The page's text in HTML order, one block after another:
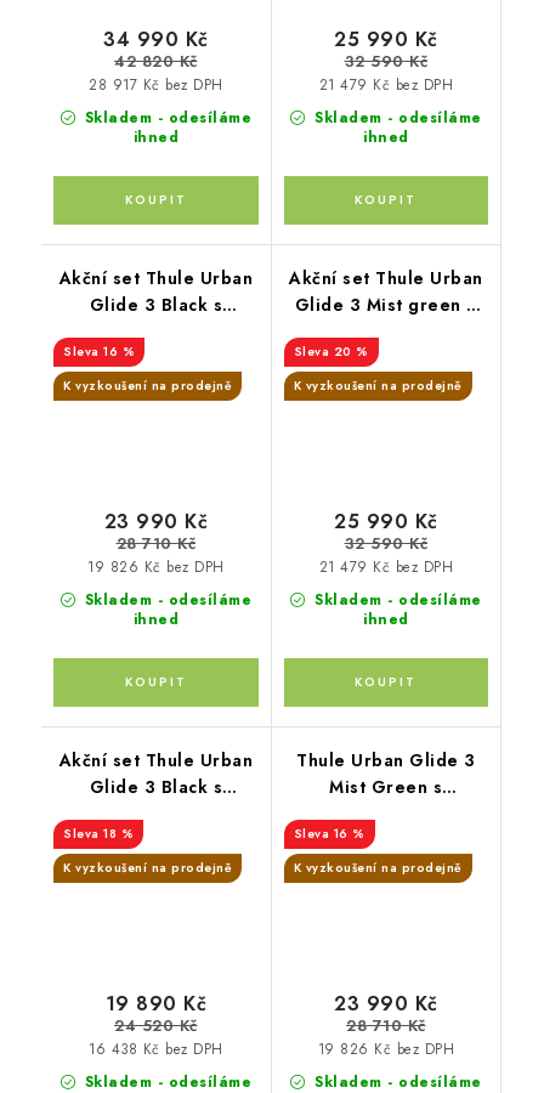
Skladem - odesíláme
ihned
28 917 Kč bez DPH
34 990 Kč
42 820 Kč
Skladem - odesíláme
ihned
21 479 Kč bez DPH
25 990 Kč
32 590 Kč
Akční set Thule Urban
Glide 3 Black s
hluboká korba Black
16 %
K vyzkoušení na prodejně
Skladem - odesíláme
ihned
19 826 Kč bez DPH
23 990 Kč
28 710 Kč
Akční set Thule Urban
Glide 3 Mist green +
Thule + pláštěnky
Altabebe + moskytiéra
20 %
K vyzkoušení na prodejně
Skladem - odesíláme
ihned
21 479 Kč bez DPH
25 990 Kč
32 590 Kč
Akční set Thule Urban
Glide 3 Black s
moskytiéra + pláštěnka
+ madlo
18 %
K vyzkoušení na prodejně
Skladem - odesíláme
16 438 Kč bez DPH
19 890 Kč
24 520 Kč
Thule Urban Glide 3
Mist Green s
hluboká korba Black
16 %
K vyzkoušení na prodejně
Skladem - odesíláme
19 826 Kč bez DPH
23 990 Kč
28 710 Kč